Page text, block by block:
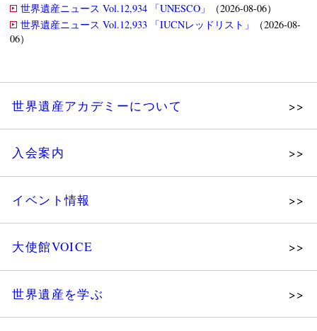
世界遺産ニュース Vol.12,934 「UNESCO」
（2026-08-06）
世界遺産ニュース Vol.12,933 「IUCNレッドリスト」
（2026-08-
06）
世界遺産アカデミーについて
組織図・役員
法人会員・協賛団体／公認団体
入会案内
イベント情報
大使館VOICE
世界遺産を学ぶ